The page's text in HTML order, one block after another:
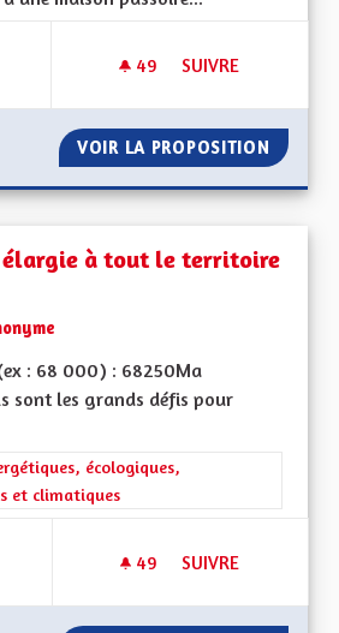
49 49 ABONNÉS
SUIVRE
VOIR LA PROPOSITION
élargie à tout le territoire
: 68 000) : 68250Ma
sont les grands défis pour
de la catégorie : Les transitions
écologiques,
et climatiques
49 49 ABONNÉS
SUIVRE